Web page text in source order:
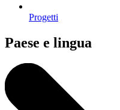
Progetti
Paese e lingua